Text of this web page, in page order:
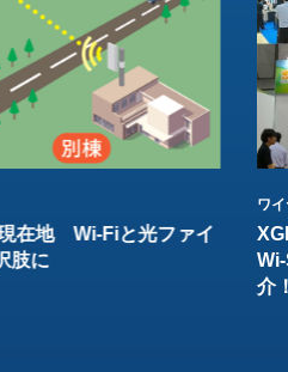
在地 Wi-Fiと光ファイ
肢に
ワ
介